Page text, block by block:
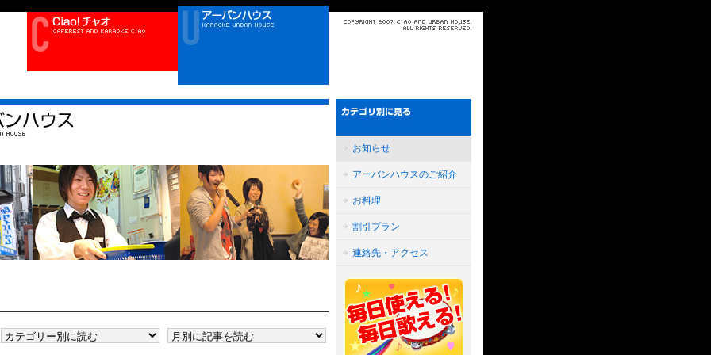
お知らせ
アーバンハウスのご紹介
お料理
割引プラン
連絡先・アクセス